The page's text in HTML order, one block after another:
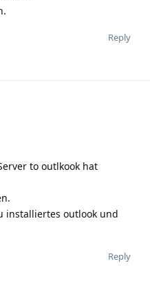
Reply
to outlkook hat
installiertes outlook und
Reply